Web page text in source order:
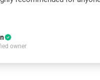
owner